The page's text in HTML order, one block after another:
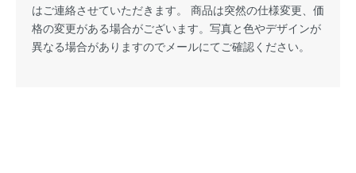
はご連絡させていただきます。 商品は突然の仕様変更、価
格の変更がある場合がございます。写真と色やデザインが
異なる場合がありますのでメールにてご確認ください。